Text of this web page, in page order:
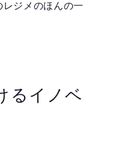
ジメのほんの一
るイノベ